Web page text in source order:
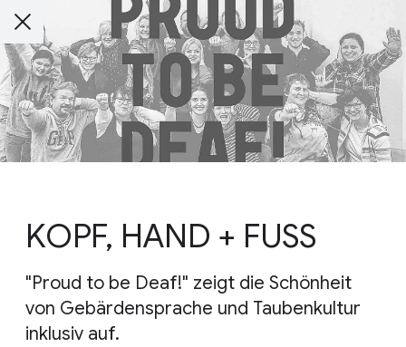
KOPF, HAND + FUSS
"Proud to be Deaf!" zeigt die Schönheit
von Gebärdensprache und Taubenkultur
inklusiv auf.